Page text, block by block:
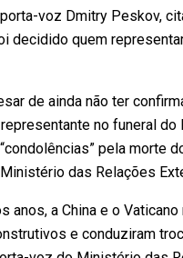
voz Dmitry Peskov,
decidido quem
de ainda não ter
no funeral do
pela morte
das Relações
anos, a China e o
e conduziram